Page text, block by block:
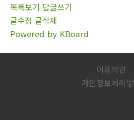
목록보기 답글쓰기
글수정 글삭제
Powered by KBoard
이용약관
개인정보처리